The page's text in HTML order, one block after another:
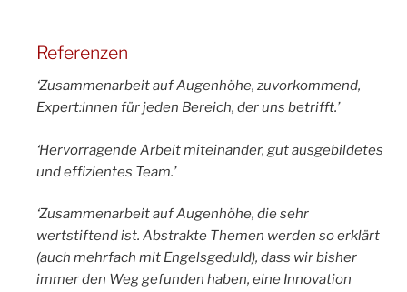
Referenzen
‘Zusammenarbeit auf Augenhöhe, zuvorkommend,
Expert:innen für jeden Bereich, der uns betrifft.’
‘Hervorragende Arbeit miteinander, gut ausgebildetes
und effizientes Team.’
‘Zusammenarbeit auf Augenhöhe, die sehr
wertstiftend ist. Abstrakte Themen werden so erklärt
(auch mehrfach mit Engelsgeduld), dass wir bisher
immer den Weg gefunden haben, eine Innovation